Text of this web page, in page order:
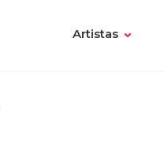
Artistas